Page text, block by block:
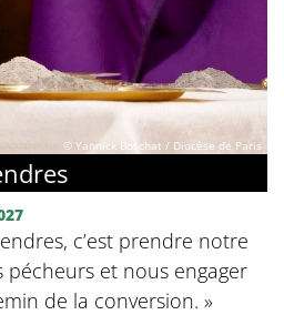
© Yannick Boschat / Diocèse de Paris
c’est prendre notre
pécheurs et nous engager
de la conversion. »